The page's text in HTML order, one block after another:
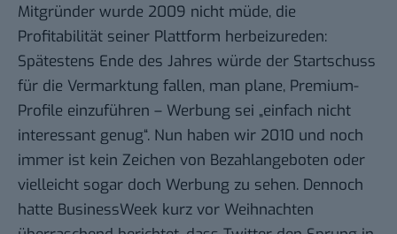
Mitgründer wurde 2009 nicht müde, die
Profitabilität seiner Plattform herbeizureden:
Spätestens Ende des Jahres würde der Startschuss
für die Vermarktung fallen, man plane, Premium-
Profile einzuführen – Werbung sei „einfach nicht
interessant genug“. Nun haben wir 2010 und noch
immer ist kein Zeichen von Bezahlangeboten oder
vielleicht sogar doch Werbung zu sehen. Dennoch
hatte BusinessWeek kurz vor Weihnachten